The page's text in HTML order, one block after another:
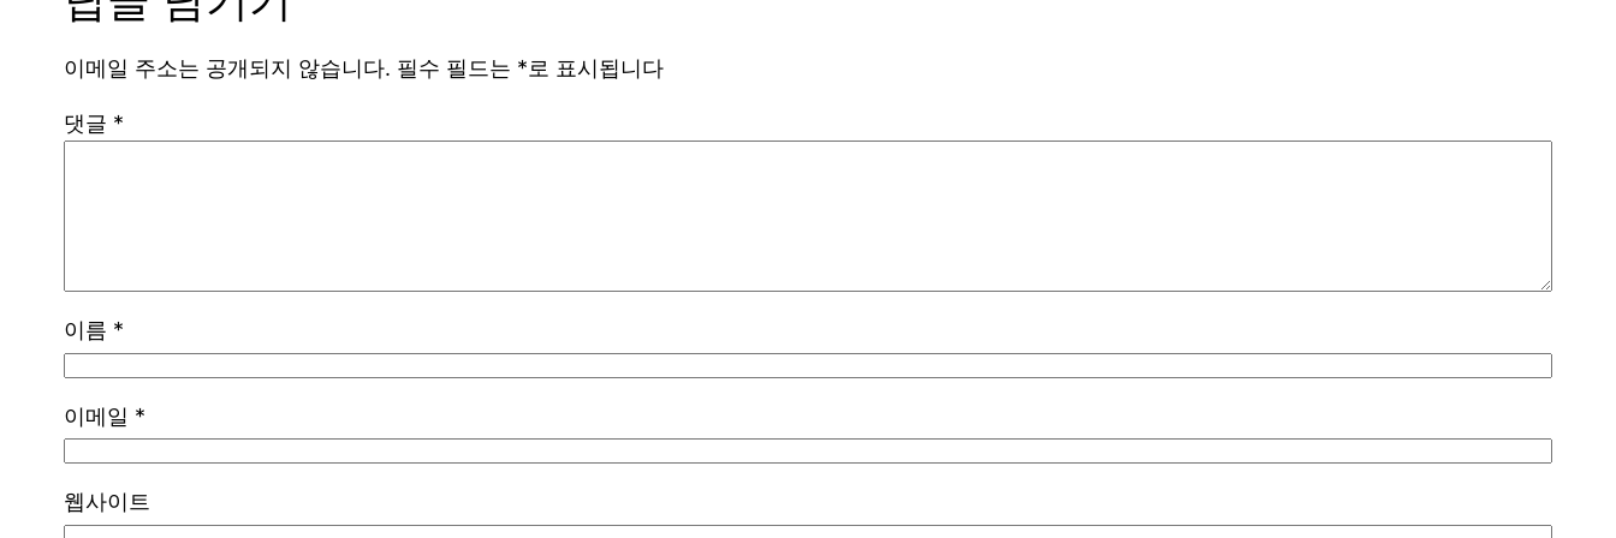
이메일 주소는 공개되지 않습니다. 필수 필드는 *로 표시됩니다
댓글 *
이름 *
이메일 *
웹사이트